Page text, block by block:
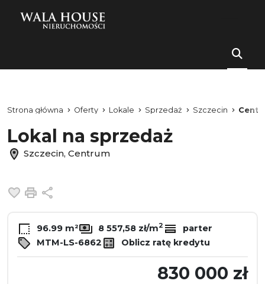
Strona główna Oferty Lokale Sprzedaż Szczecin
Lokal na sprzedaż
Szczecin, Centrum
Dodaj do ulubionych
Drukuj
96.99 m² 8 557,58 zł/m2
parter
MTM-LS-6862
Oblicz ratę kredytu
830 000 zł